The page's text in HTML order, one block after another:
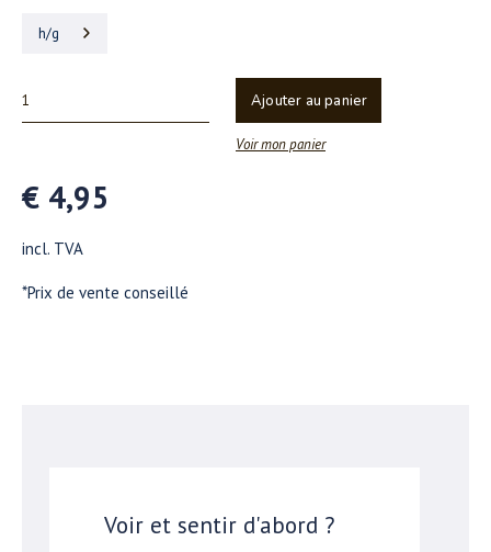
h/g
Ajouter au panier
Voir mon panier
€ 4,95
incl. TVA
*Prix de vente conseillé
Voir et sentir d'abord ?